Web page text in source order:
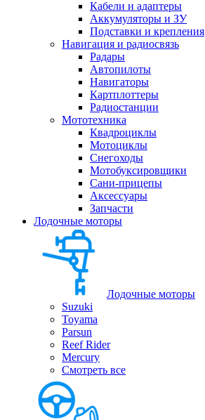
Кабели и адаптеры
Аккумуляторы и ЗУ
Подставки и крепления
Навигация и радиосвязь
Радары
Автопилоты
Навигаторы
Картплоттеры
Радиостанции
Мототехника
Квадроциклы
Мотоциклы
Снегоходы
Мотобуксировщики
Сани-прицепы
Аксессуары
Запчасти
Лодочные моторы
Лодочные моторы
Suzuki
Toyama
Parsun
Reef Rider
Mercury
Смотреть все